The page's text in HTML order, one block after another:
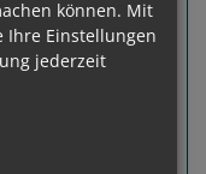
können. Mit
Ihre Einstellungen
jederzeit